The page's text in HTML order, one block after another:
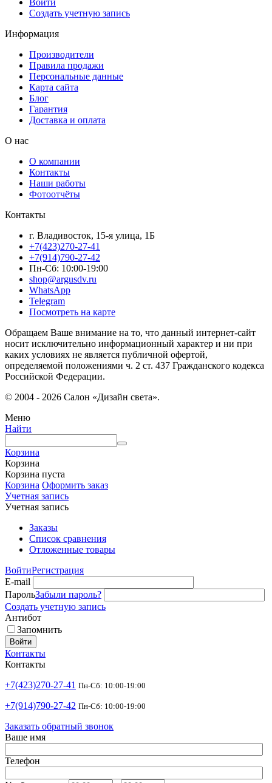
Создать учетную запись
Информация
Производители
Правила продажи
Персональные данные
Карта сайта
Блог
Гарантия
Доставка и оплата
О нас
О компании
Контакты
Наши работы
Фотоотчёты
Контакты
г. Владивосток, 15-я улица, 1Б
+7(423)270-27-41
+7(914)790-27-42
Пн-Сб: 10:00-19:00
shop@argusdv.ru
WhatsApp
Telegram
Посмотреть на карте
Обращаем Ваше внимание на то, что данный интернет-сайт
носит исключительно информационный характер и ни при
каких условиях не является публичной офертой,
определяемой положениями ч. 2 ст. 437 Гражданского кодекса
Российской Федерации.
© 2004 - 2026 Салон «Дизайн света».
Меню
Найти
Корзина
Корзина
Корзина пуста
Корзина Оформить заказ
Учетная запись
Учетная запись
Заказы
Список сравнения
Отложенные товары
ВойтиРегистрация
E-mail
ПарольЗабыли пароль?
Создать учетную запись
Антибот
Запомнить
Войти
Контакты
Контакты
+7(423)270-27-41 Пн-Сб: 10:00-19:00
+7(914)790-27-42 Пн-Сб: 10:00-19:00
Заказать обратный звонок
Ваше имя
Телефон